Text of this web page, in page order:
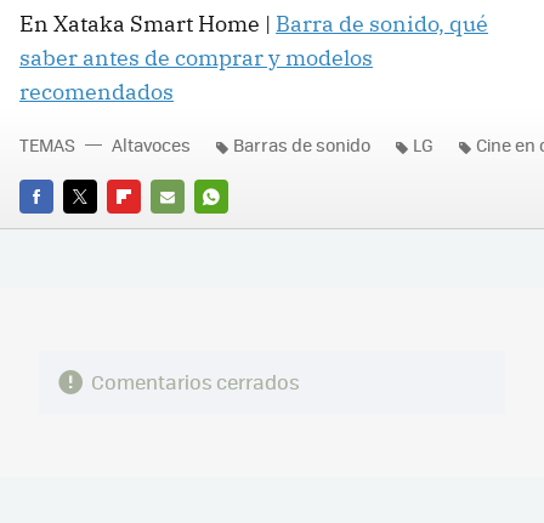
En Xataka Smart Home | Barra de sonido, qué
saber antes de comprar y modelos
recomendados
FACEBOOK
TWITTERFLIPBOARD
E-
WHATSAPP
TEMAS Altavoces Barras de sonido LG Cine en
Comentarios cerrados